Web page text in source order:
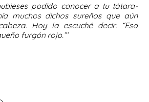
podido conocer a tu tátara-
muchos dichos sureños que aún
Hoy la escuché decir: “Eso
furgón rojo.”’